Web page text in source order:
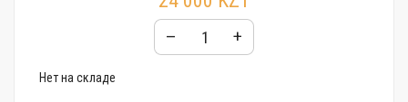
– +
Нет на складе